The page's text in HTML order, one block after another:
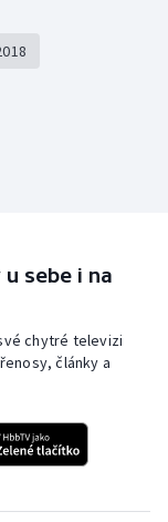
sebe i na
chytré televizi
články a